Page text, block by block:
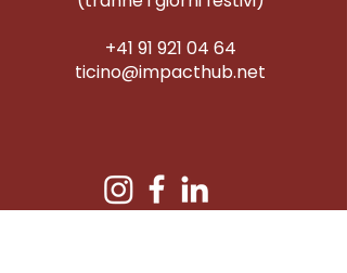
+41 91 921 04 64
ticino@impacthub.net